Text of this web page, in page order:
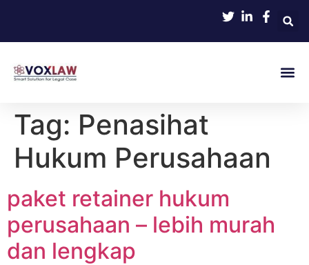
Tag: Penasihat
Hukum Perusahaan
paket retainer hukum
perusahaan – lebih murah
dan lengkap